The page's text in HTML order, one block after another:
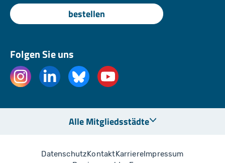
bestellen
Folgen Sie uns
Alle Mitgliedsstädte
DatenschutzKontaktKarriereImpressum